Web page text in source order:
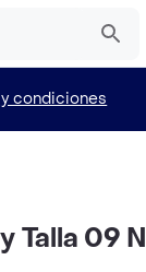
condiciones
Talla 09